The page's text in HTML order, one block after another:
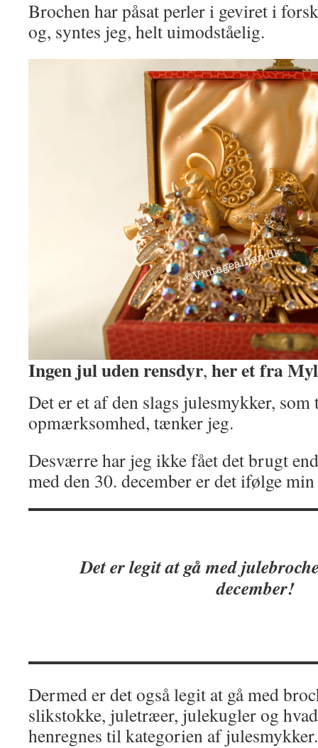
Brochen har påsat perler i geviret i
og, syntes jeg, helt uimodståelig.
Ingen jul uden rensdyr, her et fra
Det er et af den slags julesmykker,
opmærksomhed, tænker jeg.
Desværre har jeg ikke fået det brugt
med den 30. december er det ifølge
Det er legit at gå med
december!
Dermed er det også legit at gå med
slikstokke, juletræer, julekugler og
henregnes til kategorien af julesmykker.